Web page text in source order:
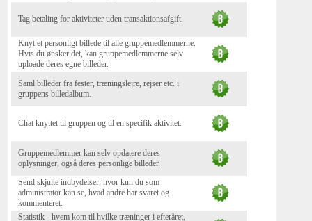
Tag betaling for aktiviteter uden transaktionsafgift.
Knyt et personligt billede til alle gruppemedlemmerne.
Hvis du ønsker det, kan gruppemedlemmerne selv
uploade deres egne billeder.
Saml billeder fra fester, træningslejre, rejser etc. i
gruppens billedalbum.
Chat knyttet til gruppen og til en specifik aktivitet.
Gruppemedlemmer kan selv opdatere deres
oplysninger, også deres personlige billeder.
Send skjulte indbydelser, hvor kun du som
administrator kan se, hvad andre har svaret og
kommenteret.
Statistik - hvem kom til hvilke træninger i efteråret,